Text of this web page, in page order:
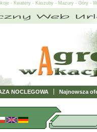
- Kwatery - Kaszuby - Mazury - Góry -
NOCLEGOWA Najnowsza